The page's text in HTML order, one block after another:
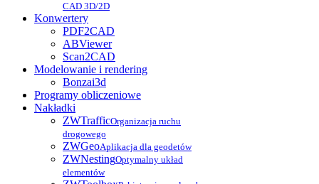
CAD 3D/2D
Konwertery
PDF2CAD
ABViewer
Scan2CAD
Modelowanie i rendering
Bonzai3d
Programy obliczeniowe
Nakładki
ZWTrafficOrganizacja ruchu
drogowego
ZWGeoAplikacja dla geodetów
ZWNestingOptymalny układ
elementów